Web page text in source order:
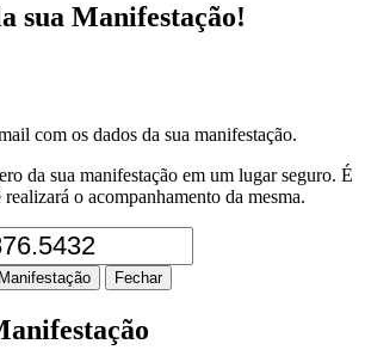
sua Manifestação!
com os dados da sua manifestação.
da sua manifestação em um lugar seguro. É
o acompanhamento da mesma.
Fechar